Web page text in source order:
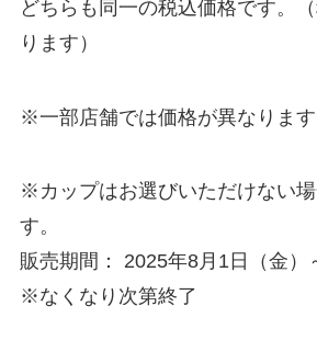
どちらも同一の税込価格です。
ります）
※一部店舗では価格が異なります
※カップはお選びいただけない
す。
販売期間： 2025年8月1日（金）
※なくなり次第終了